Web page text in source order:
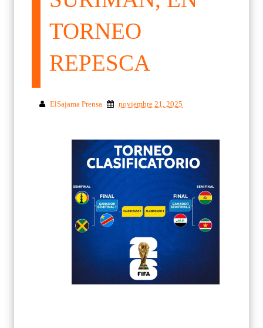
TORNEO
REPESCA
ElSajama Prensa noviembre 21, 2025